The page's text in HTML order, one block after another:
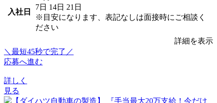
入社日
7日 14日 21日
※目安になります、表記なしは面接時にご相談く
ださい
詳細を表示
＼最短45秒で完了／
応募へ進む
詳しく
見る